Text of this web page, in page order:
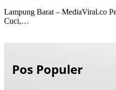
Lampung Barat – MediaViral.co
Cuci,…
Pos Populer